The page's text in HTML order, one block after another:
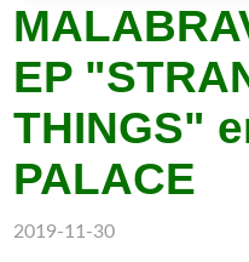
EP
THINGS"
PALACE
2019-11-30